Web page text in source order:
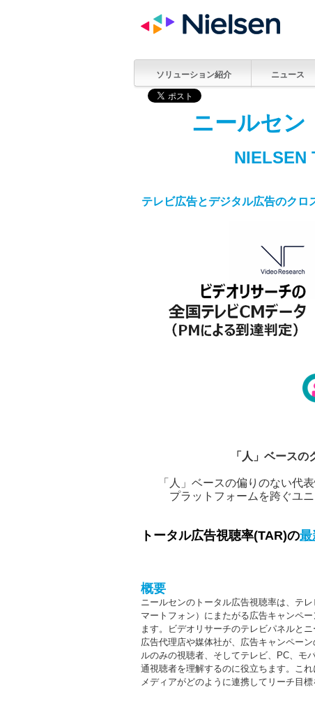
ソリューション紹介 ニュース
ニールセン
NIELSEN
テレビ広告とデジタル広告のクロ
「人」ベース
「人」ベースの偏りのない代
プラットフォームを跨ぐユ
トータル広告視聴率(TAR)の最
概要
ニールセンのトータル広告視聴率は、テ
マートフォン）にまたがる広告キャンペ
ます。ビデオリサーチのテレビパネルと
広告代理店や媒体社が、広告キャンペー
ルのみの視聴者、そしてテレビ、PC、モ
通視聴者を理解するのに役立ちます。こ
メディアがどのように連携してリーチ目